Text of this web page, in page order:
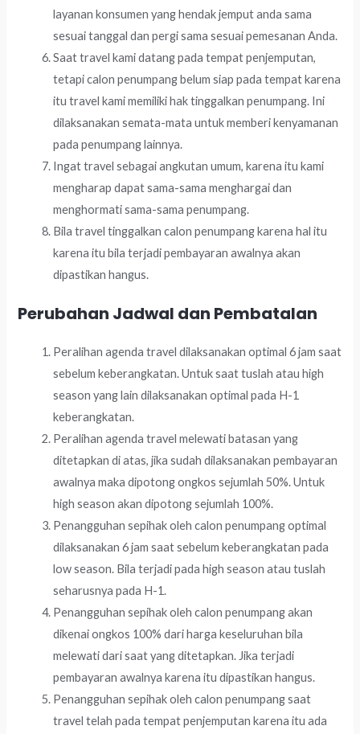
layanan konsumen yang hendak jemput anda sama
sesuai tanggal dan pergi sama sesuai pemesanan Anda.
Saat travel kami datang pada tempat penjemputan,
tetapi calon penumpang belum siap pada tempat karena
itu travel kami memiliki hak tinggalkan penumpang. Ini
dilaksanakan semata-mata untuk memberi kenyamanan
pada penumpang lainnya.
Ingat travel sebagai angkutan umum, karena itu kami
mengharap dapat sama-sama menghargai dan
menghormati sama-sama penumpang.
Bila travel tinggalkan calon penumpang karena hal itu
karena itu bila terjadi pembayaran awalnya akan
dipastikan hangus.
Perubahan Jadwal dan Pembatalan
Peralihan agenda travel dilaksanakan optimal 6 jam saat
sebelum keberangkatan. Untuk saat tuslah atau high
season yang lain dilaksanakan optimal pada H-1
keberangkatan.
Peralihan agenda travel melewati batasan yang
ditetapkan di atas, jika sudah dilaksanakan pembayaran
awalnya maka dipotong ongkos sejumlah 50%. Untuk
high season akan dipotong sejumlah 100%.
Penangguhan sepihak oleh calon penumpang optimal
dilaksanakan 6 jam saat sebelum keberangkatan pada
low season. Bila terjadi pada high season atau tuslah
seharusnya pada H-1.
Penangguhan sepihak oleh calon penumpang akan
dikenai ongkos 100% dari harga keseluruhan bila
melewati dari saat yang ditetapkan. Jika terjadi
pembayaran awalnya karena itu dipastikan hangus.
Penangguhan sepihak oleh calon penumpang saat
travel telah pada tempat penjemputan karena itu ada